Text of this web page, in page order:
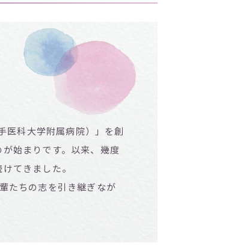
医科大学附属病院）」を創
始まりです。以来、幾度
てきました。
たちの志を引き継ぎなが